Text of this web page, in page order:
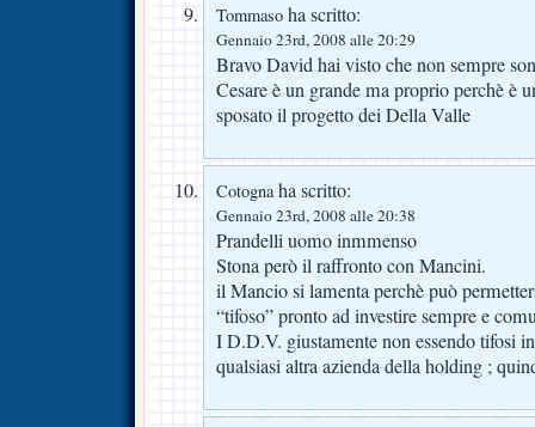
Tommaso ha scritto:
Gennaio 23rd, 2008 alle 20:29
Bravo David hai visto che non sempre
Cesare è un grande ma proprio perchè è
sposato il progetto dei Della Valle
Cotognaha scritto:
Gennaio 23rd, 2008 alle 20:38
Prandelli uomo inmmenso
Stona però il raffronto con Mancini.
il Mancio si lamenta perchè può
“tifoso” pronto ad investire sempre e
I D.D.V. giustamente non essendo tifosi
qualsiasi altra azienda della holding ;